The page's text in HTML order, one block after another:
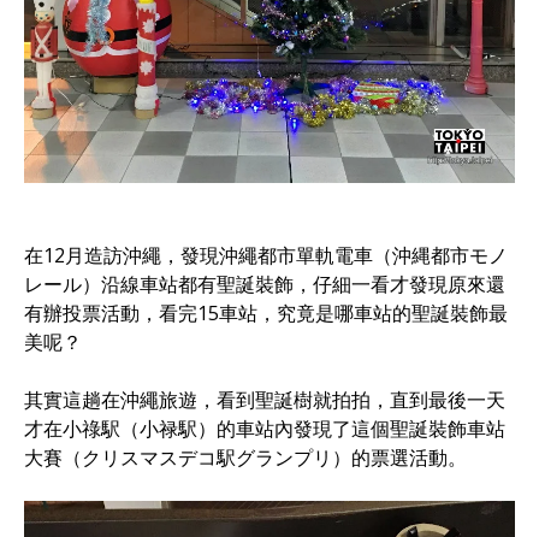
在12月造訪沖繩，發現沖繩都市單軌電車（沖縄都市モノ
レール）沿線車站都有聖誕裝飾，仔細一看才發現原來還
有辦投票活動，看完15車站，究竟是哪車站的聖誕裝飾最
美呢？
其實這趟在沖繩旅遊，看到聖誕樹就拍拍，直到最後一天
才在小祿駅（小禄駅）的車站內發現了這個聖誕裝飾車站
大賽（クリスマスデコ駅グランプリ）的票選活動。